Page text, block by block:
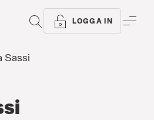
SÖK LOGGA IN
Sassi